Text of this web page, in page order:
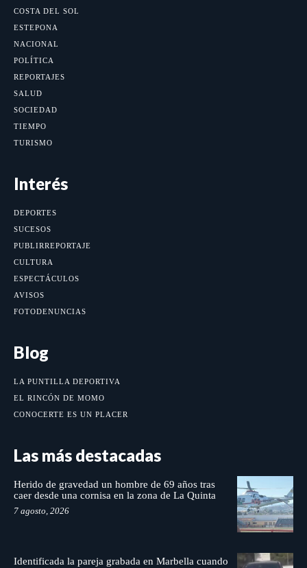
COSTA DEL SOL
ESTEPONA
NACIONAL
POLÍTICA
REPORTAJES
SALUD
SOCIEDAD
TIEMPO
TURISMO
Interés
DEPORTES
SUCESOS
PUBLIRREPORTAJE
CULTURA
ESPECTÁCULOS
AVISOS
FOTODENUNCIAS
Blog
LA PUNTILLA DEPORTIVA
EL RINCÓN DE MOMO
CONOCERTE ES UN PLACER
Las más destacadas
Herido de gravedad un hombre de 69 años tras
caer desde una cornisa en la zona de La Quinta
7 agosto, 2026
Identificada la pareja grabada en Marbella cuando